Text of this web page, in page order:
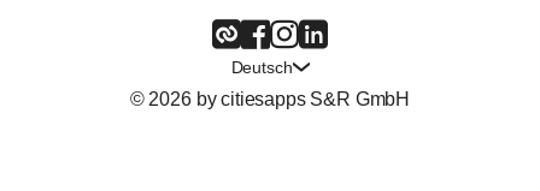
Deutsch
© 2026 by citiesapps S&R GmbH